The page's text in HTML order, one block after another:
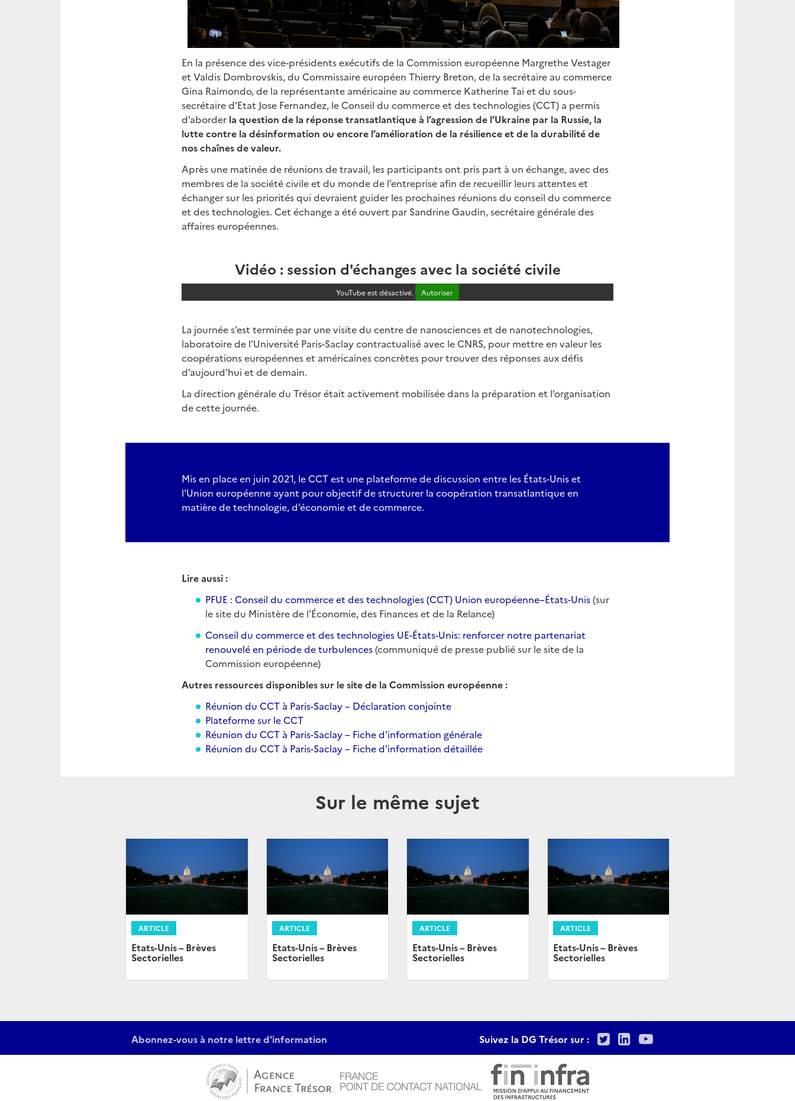
En la présence des vice-présidents exécutifs de la Commission européenne Margrethe Vestager
et Valdis Dombrovskis, du Commissaire européen Thierry Breton, de la secrétaire au commerce
Gina Raimondo, de la représentante américaine au commerce Katherine Tai et du sous-
secrétaire d’Etat Jose Fernandez, le Conseil du commerce et des technologies (CCT) a permis
d’aborder la question de la réponse transatlantique à l’agression de l’Ukraine par la Russie, la
lutte contre la désinformation ou encore l’amélioration de la résilience et de la durabilité de
nos chaînes de valeur.
Après une matinée de réunions de travail, les participants ont pris part à un échange, avec des
membres de la société civile et du monde de l’entreprise afin de recueillir leurs attentes et
échanger sur les priorités qui devraient guider les prochaines réunions du conseil du commerce
et des technologies. Cet échange a été ouvert par Sandrine Gaudin, secrétaire générale des
affaires européennes.
Vidéo : session d'échanges avec la société civile
YouTube est désactivé. Autoriser
La journée s’est terminée par une visite du centre de nanosciences et de nanotechnologies,
laboratoire de l’Université Paris-Saclay contractualisé avec le CNRS, pour mettre en valeur les
coopérations européennes et américaines concrètes pour trouver des réponses aux défis
d’aujourd’hui et de demain.
La direction générale du Trésor était activement mobilisée dans la préparation et l’organisation
de cette journée.
Mis en place en juin 2021, le CCT est une plateforme de discussion entre les États-Unis et
l'Union européenne ayant pour objectif de structurer la coopération transatlantique en
matière de technologie, d’économie et de commerce.
Lire aussi :
PFUE : Conseil du commerce et des technologies (CCT) Union européenne–États-Unis(sur
le site du Ministère de l'Économie, des Finances et de la Relance)
Conseil du commerce et des technologies UE-États-Unis: renforcer notre partenariat
renouvelé en période de turbulences(communiqué de presse publié sur le site de la
Commission européenne)
Autres ressources disponibles sur le site de la Commission européenne :
Réunion du CCT à Paris-Saclay – Déclaration conjointe
Plateforme sur le CCT
Réunion du CCT à Paris-Saclay – Fiche d'information générale
Réunion du CCT à Paris-Saclay – Fiche d'information détaillée
Sur le même sujet
ARTICLE
Etats-Unis – Brèves
Sectorielles
ARTICLE
Etats-Unis – Brèves
Sectorielles
ARTICLE
Etats-Unis – Brèves
Sectorielles
ARTICLE
Etats-Unis – Brèves
Sectorielles
Abonnez-vous à notre lettre d'information Suivez la DG Trésor sur : TwitterLinkedIn
Youtube